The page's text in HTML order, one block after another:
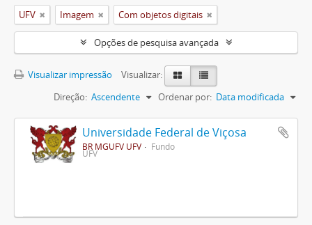
UFV Imagem Com objetos digitais
Opções de pesquisa avançada
Visualizar impressão
Visualizar:
Ordenar por: Data modificada
Direção: Ascendente
Universidade Federal de Viçosa
BR MGUFV UFV Fundo
UFV